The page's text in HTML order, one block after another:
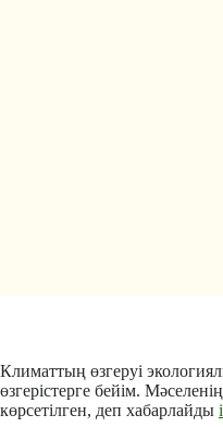
Климаттың өзгеруі
өзгерістерге бейім.
көрсетілген, деп хабарлайды